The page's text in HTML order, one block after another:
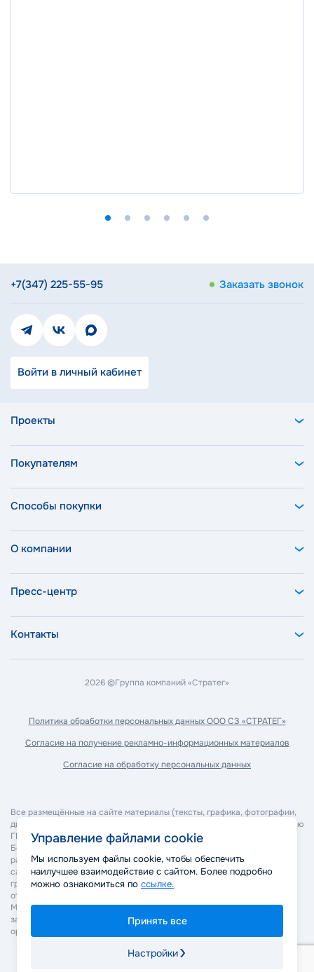
Проекты
Покупателям
Способы покупки
О компании
Пресс-центр
Контакты
+7(347) 225-55-95 Заказать звонок
Войти в личный кабинет
2026 ©Группа компаний «Стратег»
Политика обработкиперсональных данных ООО СЗ «СТРАТЕГ»
Согласие на получениерекламно-информационных материалов
Согласие на обработку персональных данных
Все размещённые на сайте материалы (тексты, графика, фотографии,
дизайн, программное обеспечение и прочее) являются собственностью
ГК "Стратег" и охраняются в соответствии с законодательством РФ.
Без согласия правообладателя запрещается копирование,
распространение, изменение или иное использование материалов
сайта. Нарушение авторских и смежных прав может повлечь
гражданско-правовую, административную и уголовную
ответственность в соответствии с действующим законодательством.
Мы оставляем за собой право применять все законные меры для
защиты своих прав, включая обращение в суд и правоохранительные
органы.
Управление файлами cookie
Мы используем файлы cookie, чтобы обеспечить
наилучшее взаимодействие с сайтом. Более подробно
можно ознакомиться по ссылке.
Принять все
Настройки